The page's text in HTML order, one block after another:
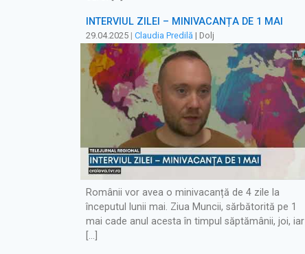
INTERVIUL ZILEI – MINIVACANȚA DE 1 MAI
29.04.2025 | Claudia Predilă | Dolj
Românii vor avea o minivacanță de 4 zile la
începutul lunii mai. Ziua Muncii, sărbătorită pe 1
mai cade anul acesta în timpul săptămânii, joi, iar
[…]